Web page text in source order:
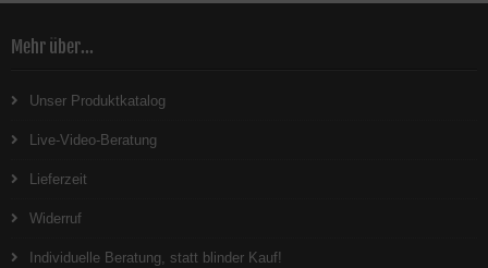
Mehr über...
Unser Produktkatalog
Live-Video-Beratung
Lieferzeit
Widerruf
Individuelle Beratung, statt blinder Kauf!